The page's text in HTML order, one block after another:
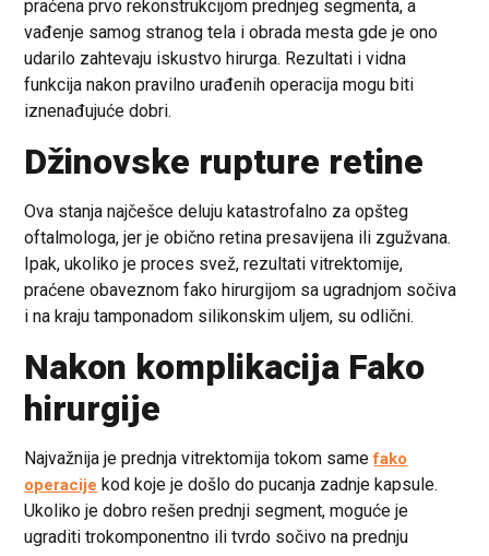
praćena prvo rekonstrukcijom prednjeg segmenta, a
vađenje samog stranog tela i obrada mesta gde je ono
udarilo zahtevaju iskustvo hirurga. Rezultati i vidna
funkcija nakon pravilno urađenih operacija mogu biti
iznenađujuće dobri.
Džinovske rupture retine
Ova stanja najčešce deluju katastrofalno za opšteg
oftalmologa, jer je obično retina presavijena ili zgužvana.
Ipak, ukoliko je proces svež, rezultati vitrektomije,
praćene obaveznom fako hirurgijom sa ugradnjom sočiva
i na kraju tamponadom silikonskim uljem, su odlični.
Nakon komplikacija Fako
hirurgije
Najvažnija je prednja vitrektomija tokom samefako
operacije kod koje je došlo do pucanja zadnje kapsule.
Ukoliko je dobro rešen prednji segment, moguće je
ugraditi trokomponentno ili tvrdo sočivo na prednju